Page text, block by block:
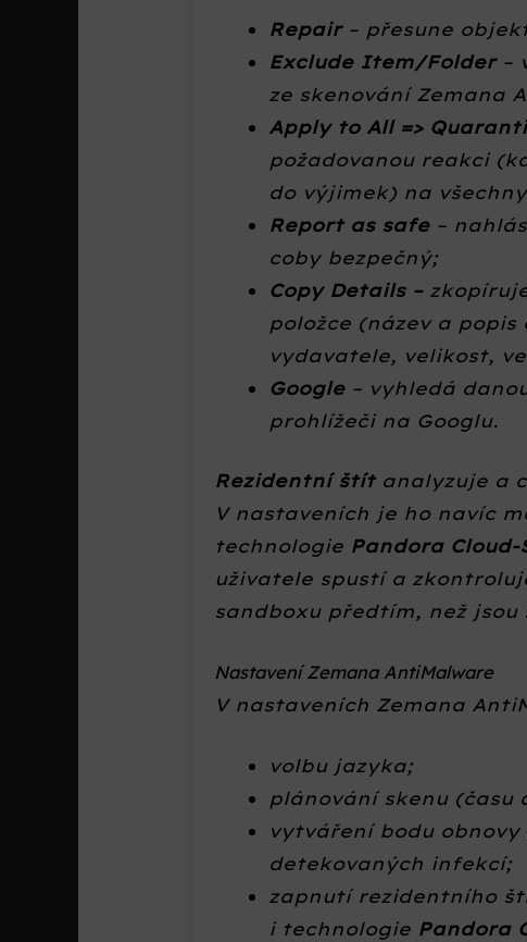
Repair – přesune
Exclude Item/Folder –
ze skenování Zemana
Apply to All =>
požadovanou reakci
do výjimek) na
Report as safe –
coby bezpečný;
Copy Details –
položce (název a popis
vydavatele, velikost,
Google – vyhledá
prohlížeči na Googlu.
Rezidentní štítanalyzuje a
V nastaveních je ho navíc
technologie Pandora Cloud-
uživatele spustí a
sandboxu předtím, než jsou
Nastavení Zemana AntiMalware
V nastaveních Zemana
volbu jazyka;
plánování skenu (času
vytváření bodu
detekovaných infekcí;
zapnutí rezidentního
i technologie Pandora